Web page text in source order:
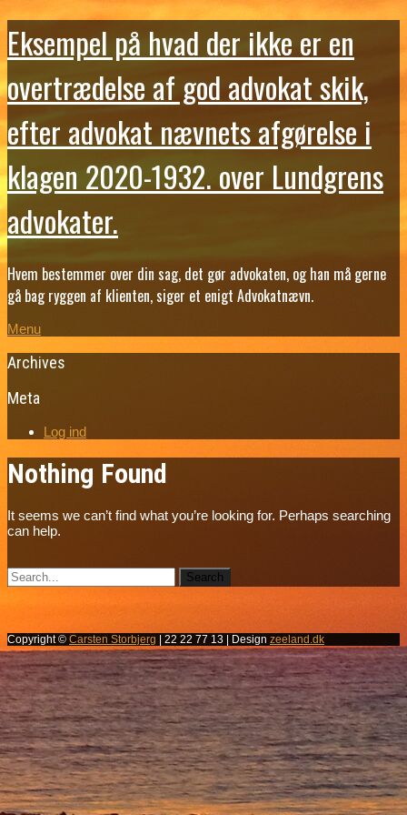
Eksempel på hvad der ikke er en
overtrædelse af god advokat skik,
efter advokat nævnets afgørelse i
klagen 2020-1932. over Lundgrens
advokater.
Hvem bestemmer over din sag, det gør advokaten, og han må gerne
gå bag ryggen af klienten, siger et enigt Advokatnævn.
Menu
Archives
Meta
Log ind
Nothing Found
It seems we can’t find what you’re looking for. Perhaps searching
can help.
Copyright © Carsten Storbjerg | 22 22 77 13 | Design zeeland.dk